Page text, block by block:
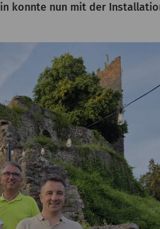
konnte nun mit der